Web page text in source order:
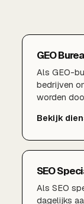
GEO
Als GEO-
bedrijven
worden
SEO
Als SEO
dagelijks